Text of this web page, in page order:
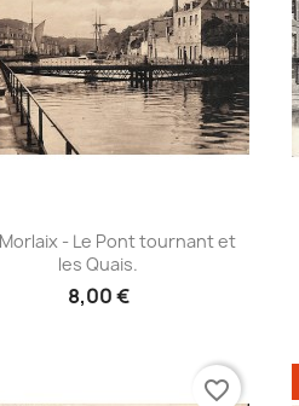
Aperçu rapide
- Le Pont tournant et
les Quais.
8,00 €
favorite_border